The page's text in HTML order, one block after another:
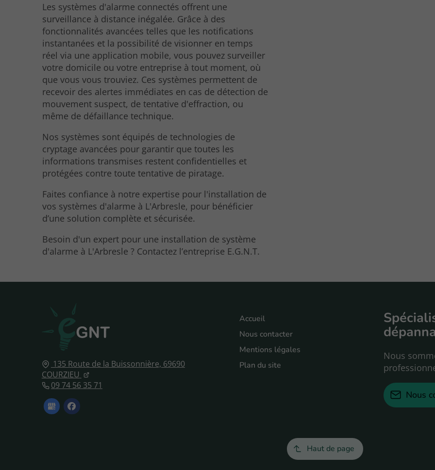
Les systèmes d'alarme connectés offrent une
surveillance à distance inégalée. Grâce à des
fonctionnalités avancées telles que les notifications
instantanées et la possibilité de visionner en temps
réel via une application mobile, vous pouvez surveiller
votre domicile ou votre entreprise à tout moment, où
que vous vous trouviez. Ces systèmes permettent de
recevoir des alertes immédiates en cas de détection de
mouvement suspect, de tentative d'effraction, ou
même de défaillance technique.
Nos systèmes sont équipés de technologies de
cryptage avancées pour garantir que toutes les
informations transmises restent confidentielles et
protégées contre toute tentative de piratage.
Faites confiance à notre expertise pour l'installation de
vos systèmes d'alarme à L'Arbresle, pour bénéficier
d’une solution complète et sécurisée.
Besoin d'un expert pour une installation de système
d'alarme à L'Arbresle ? Contactez l’entreprise E.G.N.T.
135 Route de la Buissonnière, 69690
COURZIEU
09 74 56 35 71
Accueil
Nous contacter
Mentions légales
Plan du site
Nous
Nous
Haut de page